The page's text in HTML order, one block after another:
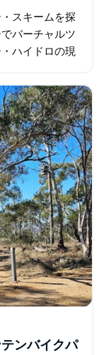
スキームを探
バーチャルツ
ハイドロの現
ンバイクパ